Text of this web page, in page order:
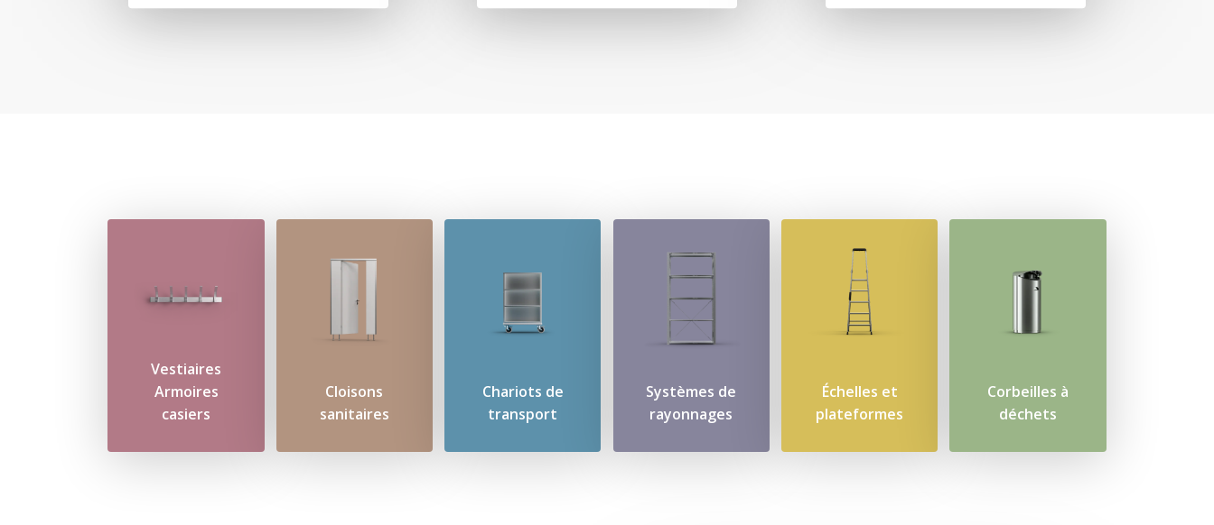
Vestiaires
Armoires
casiers
Cloisons
sanitaires
Chariots de
transport
Systèmes de
rayonnages
Échelles et
plateformes
Corbeilles à
déchets